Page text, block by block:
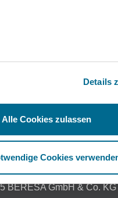
Details
Alle Cookies zulassen
Cookies
BERESA GmbH & Co. KG